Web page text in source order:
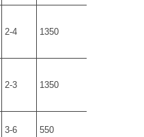
2-4 1350
2-3 1350
3-6 550